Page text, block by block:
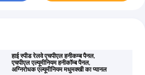
हाई स्पीड रेलवे एचपीएल हनीकम्ब पैनल,
एचपीएल एल्यूमीनियम हनीकॉम्ब पैनल,
अग्निरोधक एल्यूमीनियम मधुमक्खी का प्यानल